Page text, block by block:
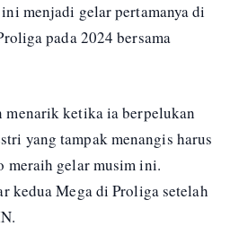
menjadi gelar pertamanya di
pada 2024 bersama
menarik ketika ia berpelukan
yang tampak menangis harus
meraih gelar musim ini.
kedua Mega di Proliga setelah